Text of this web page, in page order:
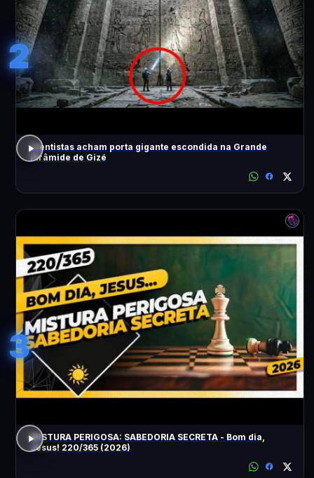
2
Cientistas acham porta gigante escondida na Grande
Pirâmide de Gizé
3
MISTURA PERIGOSA: SABEDORIA SECRETA - Bom dia,
Jesus! 220/365 (2026)